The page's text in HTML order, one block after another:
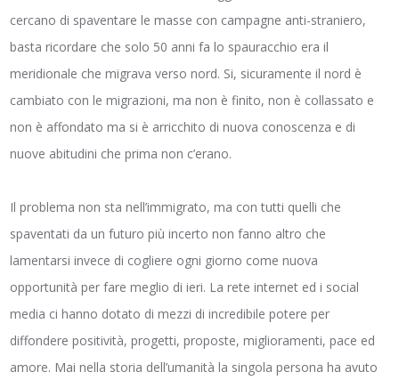
cercano di spaventare le masse con campagne anti-straniero,
basta ricordare che solo 50 anni fa lo spauracchio era il
meridionale che migrava verso nord. Si, sicuramente il nord è
cambiato con le migrazioni, ma non è finito, non è collassato e
non è affondato ma si è arricchito di nuova conoscenza e di
nuove abitudini che prima non c’erano.
Il problema non sta nell’immigrato, ma con tutti quelli che
spaventati da un futuro più incerto non fanno altro che
lamentarsi invece di cogliere ogni giorno come nuova
opportunità per fare meglio di ieri. La rete internet ed i social
media ci hanno dotato di mezzi di incredibile potere per
diffondere positività, progetti, proposte, miglioramenti, pace ed
amore. Mai nella storia dell’umanità la singola persona ha avuto